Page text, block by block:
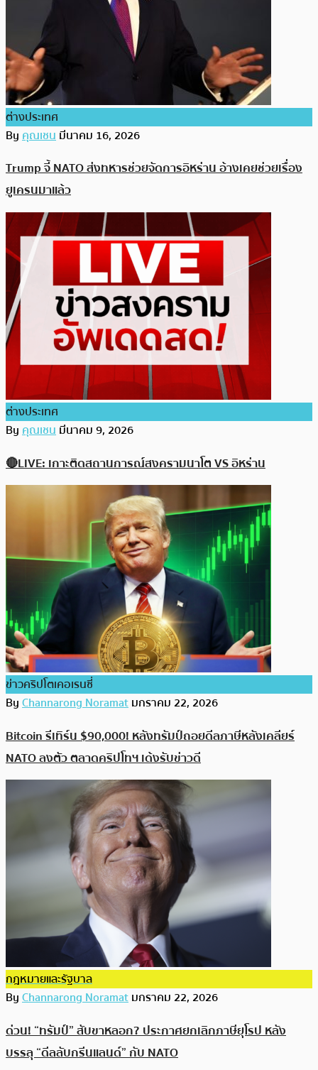
ต่างประเทศ
Byคุณเชนมีนาคม 16, 2026
Trump จี้ NATO ส่งทหารช่วยจัดการอิหร่าน อ้างเคยช่วยเรื่อง
ยูเครนมาแล้ว
ต่างประเทศ
Byคุณเชนมีนาคม 9, 2026
🔴LIVE: เกาะติดสถานการณ์สงครามนาโต VS อิหร่าน
ข่าวคริปโตเคอเรนซี่
ByChannarong Noramatมกราคม 22, 2026
Bitcoin รีเทิร์น $90,000! หลังทรัมป์ถอยดีลภาษีหลังเคลียร์
NATO ลงตัว ตลาดคริปโทฯ เด้งรับข่าวดี
กฎหมายและรัฐบาล
ByChannarong Noramatมกราคม 22, 2026
ด่วน! “ทรัมป์” สับขาหลอก? ประกาศยกเลิกภาษียุโรป หลัง
บรรลุ “ดีลลับกรีนแลนด์” กับ NATO